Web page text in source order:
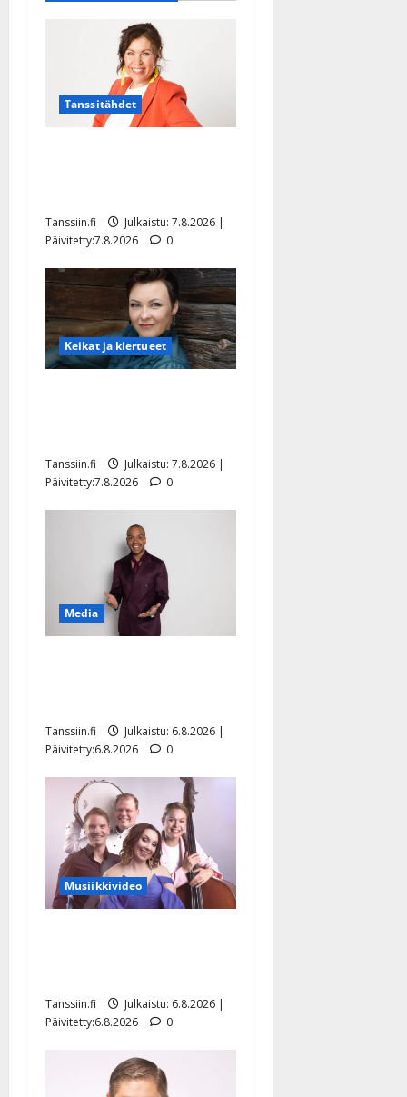
Tanssitähdet
Tanssiin.fi
Julkaistu: 7.8.2026 |
Päivitetty:7.8.2026
0
Keikat ja kiertueet
Tanssiin.fi
Julkaistu: 7.8.2026 |
Päivitetty:7.8.2026
0
Media
Tanssiin.fi
Julkaistu: 6.8.2026 |
Päivitetty:6.8.2026
0
Musiikkivideo
Tanssiin.fi
Julkaistu: 6.8.2026 |
Päivitetty:6.8.2026
0